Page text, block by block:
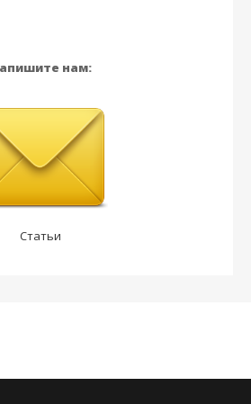
нам:
Статьи